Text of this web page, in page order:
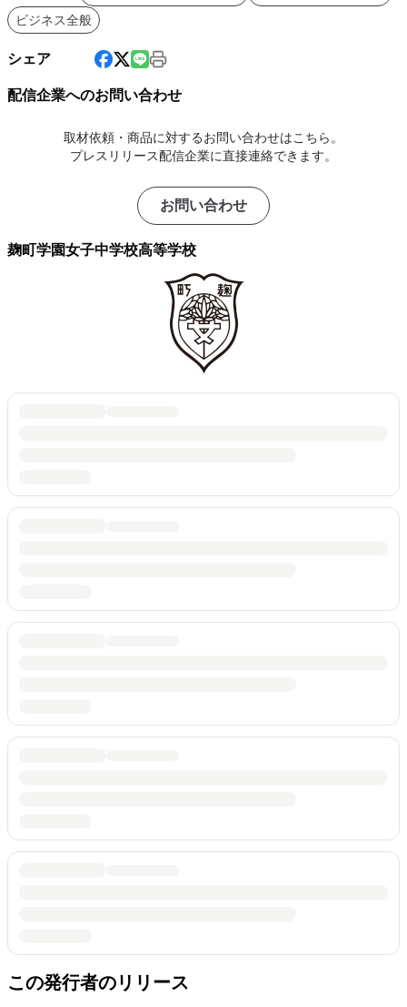
ビジネス全般
シェア
配信企業へのお問い合わせ
取材依頼・商品に対するお問い合わせはこちら。
プレスリリース配信企業に直接連絡できます。
お問い合わせ
麹町学園女子中学校高等学校
この発行者のリリース